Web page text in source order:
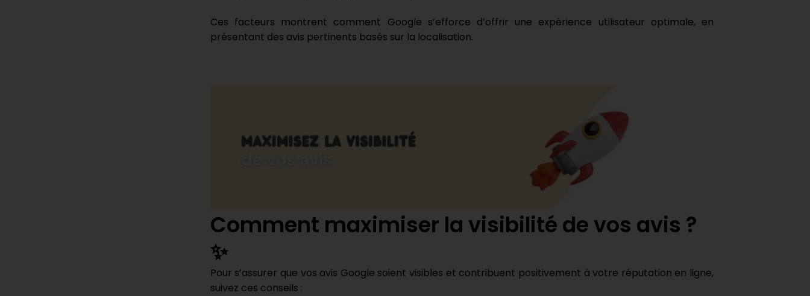
Ces facteurs montrent comment Google s’efforce d’offrir une expérience utilisateur optimale, en
présentant des avis pertinents basés sur la localisation.
Comment maximiser la visibilité de vos avis ?
✨
Pour s’assurer que vos avis Google soient visibles et contribuent positivement à votre réputation en ligne,
suivez ces conseils :